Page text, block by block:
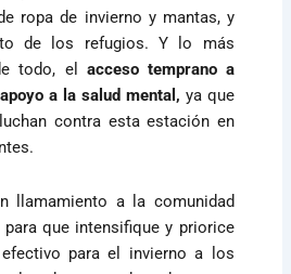
ropa de invierno y mantas, y
de los refugios. Y lo más
todo, el
acceso temprano a
a la salud mental, ya que
contra esta estación en
llamamiento a la comunidad
para que intensifique y priorice
para el invierno a los